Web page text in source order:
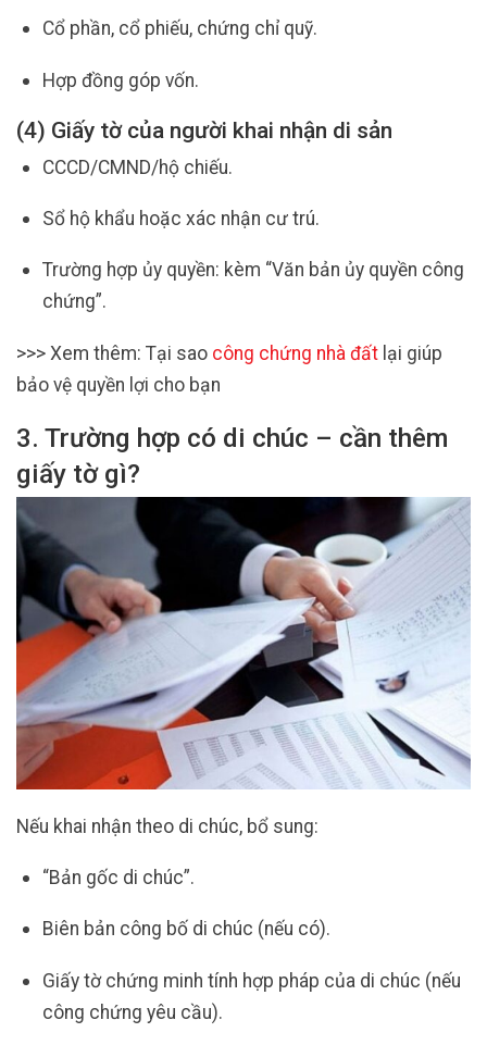
Cổ phần, cổ phiếu, chứng chỉ quỹ.
Hợp đồng góp vốn.
(4) Giấy tờ của người khai nhận di sản
CCCD/CMND/hộ chiếu.
Sổ hộ khẩu hoặc xác nhận cư trú.
Trường hợp ủy quyền: kèm “Văn bản ủy quyền công
chứng”.
>>> Xem thêm: Tại sao công chứng nhà đất lại giúp
bảo vệ quyền lợi cho bạn
3. Trường hợp có di chúc – cần thêm
giấy tờ gì?
Nếu khai nhận theo di chúc, bổ sung:
“Bản gốc di chúc”.
Biên bản công bố di chúc (nếu có).
Giấy tờ chứng minh tính hợp pháp của di chúc (nếu
công chứng yêu cầu).